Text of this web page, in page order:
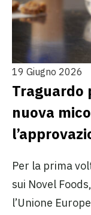
19 Giugno 2026
Traguardo
nuova
Per la prima
sui Novel
l’Unione